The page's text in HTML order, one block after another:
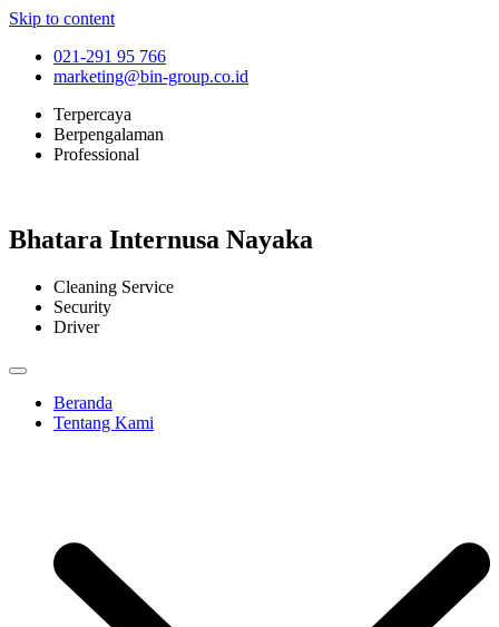
Skip to content
021-291 95 766
marketing@bin-group.co.id
Terpercaya
Berpengalaman
Professional
Bhatara Internusa Nayaka
Cleaning Service
Security
Driver
Beranda
Tentang Kami